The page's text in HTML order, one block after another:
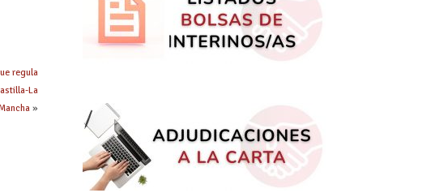
regula
La
»